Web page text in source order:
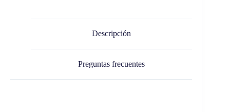
Descripción
Preguntas frecuentes